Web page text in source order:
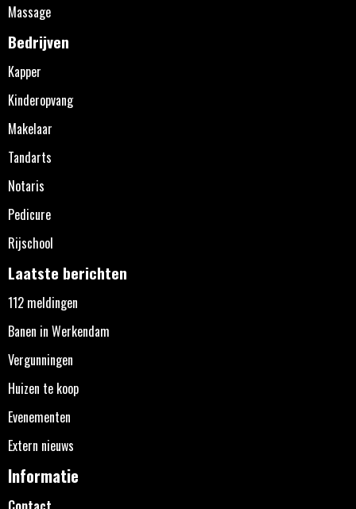
Massage
Bedrijven
Kapper
Kinderopvang
Makelaar
Tandarts
Notaris
Pedicure
Rijschool
Laatste berichten
112 meldingen
Banen in Werkendam
Vergunningen
Huizen te koop
Evenementen
Extern nieuws
Informatie